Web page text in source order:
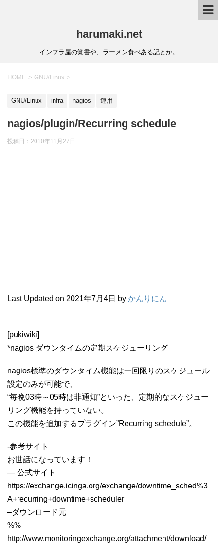
harumaki.net
インフラ屋の覚書や、ラーメン食べある記とか。
HOME > GNU/Linux >
GNU/Linux infra nagios 運用
nagios​/plugin​/Recurring schedule
投稿日：2010年11月27日
Last Updated on 2021年7月4日 by かんりにん
[pukiwiki]
*nagios ダウンタイムの定期スケジューリング
nagios標準のダウンタイム機能は一回限りのスケジュール
設定のみが可能で、
“毎晩03時～05時は非通知”といった、定期的なスケジュー
リング機能を持っていない。
この機能を追加するプラグイン”Recurring schedule”。
-参考サイト
お世話になっています！
— 公式サイト
https://exchange.icinga.org/exchange/downtime_sched%3
A+recurring+downtime+scheduler
–ダウンロード元
%%
http://www.monitoringexchange.org/attachment/download/